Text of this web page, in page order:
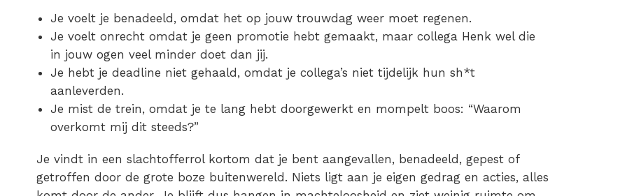
Je voelt je benadeeld, omdat het op jouw trouwdag weer moet regenen.
Je voelt onrecht omdat je geen promotie hebt gemaakt, maar collega Henk wel die
in jouw ogen veel minder doet dan jij.
Je hebt je deadline niet gehaald, omdat je collega’s niet tijdelijk hun sh*t
aanleverden.
Je mist de trein, omdat je te lang hebt doorgewerkt en mompelt boos: “Waarom
overkomt mij dit steeds?”
Je vindt in een slachtofferrol kortom dat je bent aangevallen, benadeeld, gepest of
getroffen door de grote boze buitenwereld. Niets ligt aan je eigen gedrag en acties, alles